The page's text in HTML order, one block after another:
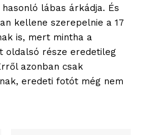
lábas árkádja. És
kellene szerepelnie a 17
is, mert mintha a
oldalsó része eredetileg
azonban csak
eredeti fotót még nem